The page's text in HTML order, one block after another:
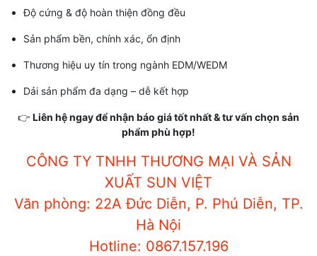
Độ cứng & độ hoàn thiện đồng đều
Sản phẩm bền, chính xác, ổn định
Thương hiệu uy tín trong ngành EDM/WEDM
Dải sản phẩm đa dạng – dễ kết hợp
👉 Liên hệ ngay để nhận báo giá tốt nhất & tư vấn chọn sản
phẩm phù hợp!
CÔNG TY TNHH THƯƠNG MẠI VÀ SẢN
XUẤT SUN VIỆT
Văn phòng: 22A Đức Diễn, P. Phú Diễn, TP.
Hà Nội
Hotline: 0867.157.196